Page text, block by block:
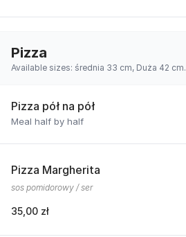
Pizza
Available sizes: średnia 33 cm, Duża 42 cm.
Pizza pół na pół
Meal half by half
Pizza Margherita
sos pomidorowy / ser
35,00 zł